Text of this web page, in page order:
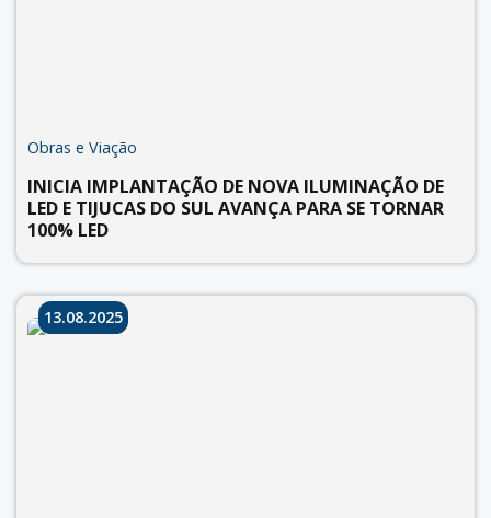
Obras e Viação
INICIA IMPLANTAÇÃO DE NOVA ILUMINAÇÃO DE
LED E TIJUCAS DO SUL AVANÇA PARA SE TORNAR
100% LED
13.08.2025